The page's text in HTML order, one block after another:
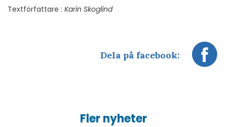
Textförfattare : Karin Skoglind
Dela på facebook:
Fler nyheter